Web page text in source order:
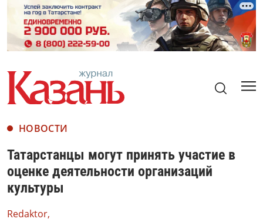
НОВОСТИ
Татарстанцы могут принять участие в
оценке деятельности организаций
культуры
Redaktor,